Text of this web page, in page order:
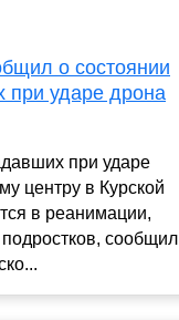
о состоянии
при ударе дрона
при ударе
центру в Курской
в реанимации,
сообщил